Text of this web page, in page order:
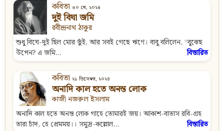
কবিতা ৩০ মে, ২০২৫
দুই বিঘা জমি
রবীন্দ্রনাথ ঠাকুর
শুধু বিঘে-দুই ছিল মোর ভুঁই, আর সবই গেছে ঋণে। বাবু বলিলেন, “বুঝেছ
উপেন? এ জমি...
বিস্তারিত
কবিতা ২১ ডিসেম্বর, ২০২৪
অনাদি কাল হতে অনন্ত লোক
কাজী নজরুল ইসলাম
অনাদি কাল হতে অনন্ত লোক গাহে তোমারই জয়। আকাশ-বাতাস রবি-গ্রহ
তারা চাঁদ, হে প্রেমময়।। সমুদ্র-কল্লোল...
বিস্তারিত